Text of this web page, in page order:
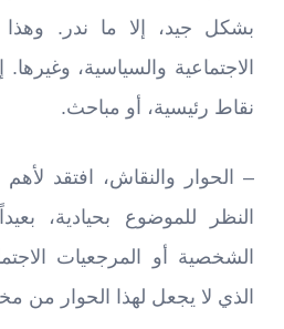
بشكل جيد، إلا ما ندر.
الاجتماعية والسياسية،
نقاط رئيسية، أو مباحث.
– الحوار والنقاش، افتقد
النظر للموضوع بحيادية،
الشخصية أو المرجعيات
الذي لا يجعل لهذا الحوار من